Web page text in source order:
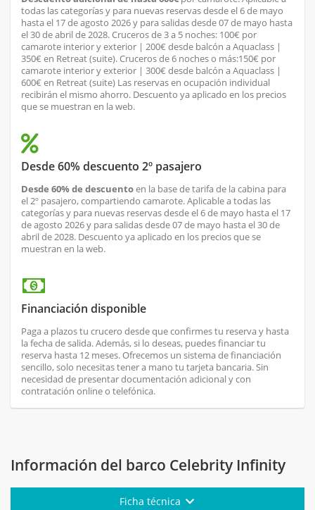
todas las categorías y para nuevas reservas desde el 6 de mayo
hasta el 17 de agosto 2026 y para salidas desde 07 de mayo hasta
el 30 de abril de 2028. Cruceros de 3 a 5 noches: 100€ por
camarote interior y exterior | 200€ desde balcón a Aquaclass |
350€ en Retreat (suite). Cruceros de 6 noches o más:150€ por
camarote interior y exterior | 300€ desde balcón a Aquaclass |
600€ en Retreat (suite) Las reservas en ocupación individual
recibirán el mismo ahorro. Descuento ya aplicado en los precios
que se muestran en la web.
Desde 60% descuento 2º pasajero
Desde 60% de descuentoen la base de tarifa de la cabina para
el 2º pasajero, compartiendo camarote. Aplicable a todas las
categorías y para nuevas reservas desde el 6 de mayo hasta el 17
de agosto 2026 y para salidas desde 07 de mayo hasta el 30 de
abril de 2028. Descuento ya aplicado en los precios que se
muestran en la web.
Financiación disponible
Paga a plazos tu crucero desde que confirmes tu reserva y hasta
la fecha de salida. Además, si lo deseas, puedes financiar tu
reserva hasta 12 meses. Ofrecemos un sistema de financiación
sencillo, solo necesitas tener a mano tu tarjeta bancaria. Sin
necesidad de presentar documentación adicional y con
contratación online o telefónica.
Información del barco Celebrity Infinity
Ficha técnica